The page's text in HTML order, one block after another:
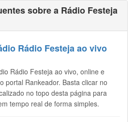
sobre a Rádio Festeja
Rádio Festeja ao vivo
Rádio Festeja ao vivo, online e
portal Rankeador. Basta clicar no
no topo desta página para
tempo real de forma simples.